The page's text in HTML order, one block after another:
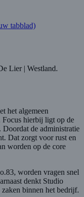
tabblad)
Lier | Westland.
het algemeen
Focus hierbij ligt op de
de administratie
Dat zorgt voor rust en
worden op de core
worden vragen snel
denkt Studio
binnen het bedrijf.